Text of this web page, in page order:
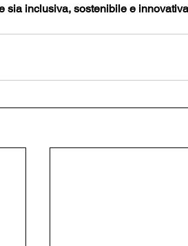
sia inclusiva, sostenibile e innovativa